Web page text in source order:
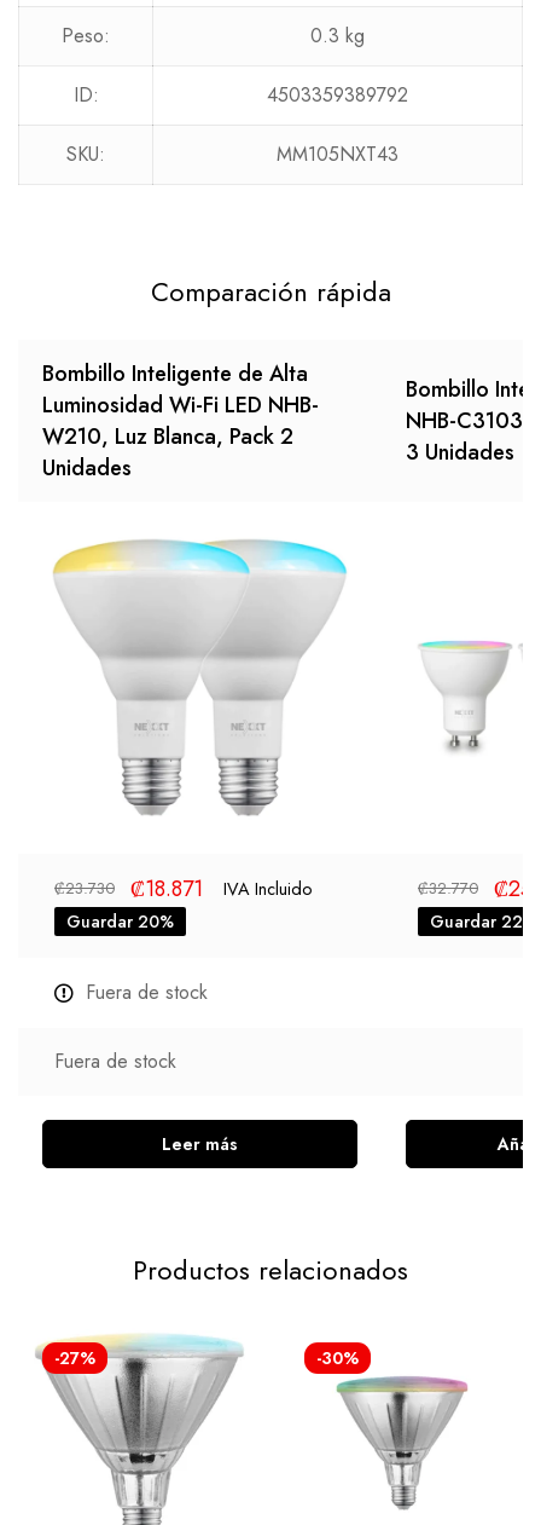
Peso: 0.3 kg
ID: 4503359389792
SKU: MM105NXT43
Comparación rápida
Bombillo Inteligente de Alta
Luminosidad Wi-Fi LED NHB-
W210, Luz Blanca, Pack 2
Unidades
Bombillo
NHB-
3 Unidades
₡23.730 ₡18.871
IVA Incluido
Guardar 20%
₡32.770 ₡
Guardar 22%
Fuera de stock
Fuera de stock
Leer más
Productos relacionados
-27% -30%